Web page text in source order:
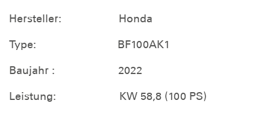
Hersteller: Honda
Type: BF100AK1
Baujahr : 2022
Leistung: KW 58,8 (100 PS)